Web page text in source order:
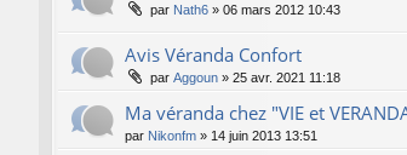
par Nath6 » 06 mars 2012 10:43
Avis Véranda Confort
par Aggoun » 25 avr. 2021 11:18
Ma véranda chez "VIE et
par Nikonfm » 14 juin 2013 13:51